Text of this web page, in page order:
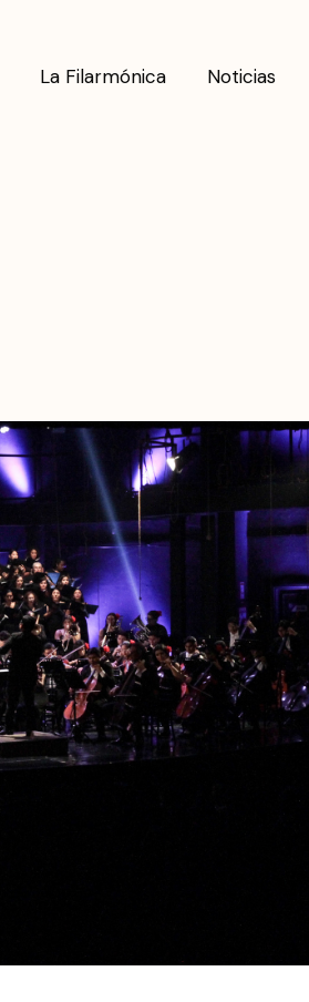
La Filarmónica Noticias